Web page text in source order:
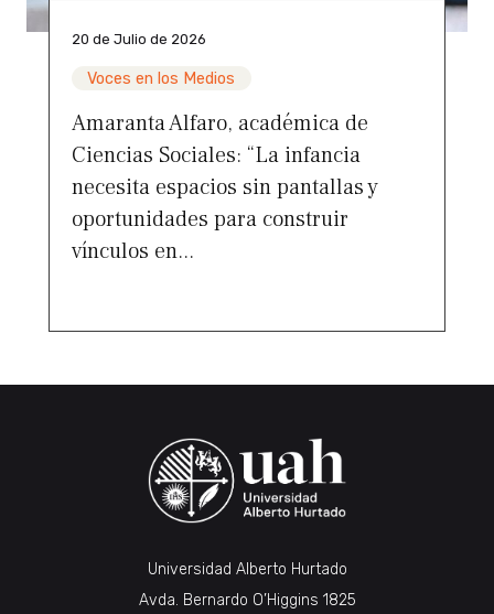
20 de Julio de 2026
Voces en los Medios
Amaranta Alfaro, académica de
Ciencias Sociales: “La infancia
necesita espacios sin pantallas y
oportunidades para construir
vínculos en...
Universidad Alberto Hurtado
Avda. Bernardo O’Higgins 1825